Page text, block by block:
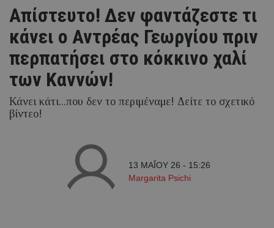
Απίστευτο! Δεν φαντάζεστε τι
κάνει ο Αντρέας Γεωργίου πριν
περπατήσει στο κόκκινο χαλί
των Καννών!
Κάνει κάτι...που δεν το περιμέναμε! Δείτε το σχετικό
βίντεο!
13 ΜΑΪ́ΟΥ 26 - 15:26
Margarita Psichi